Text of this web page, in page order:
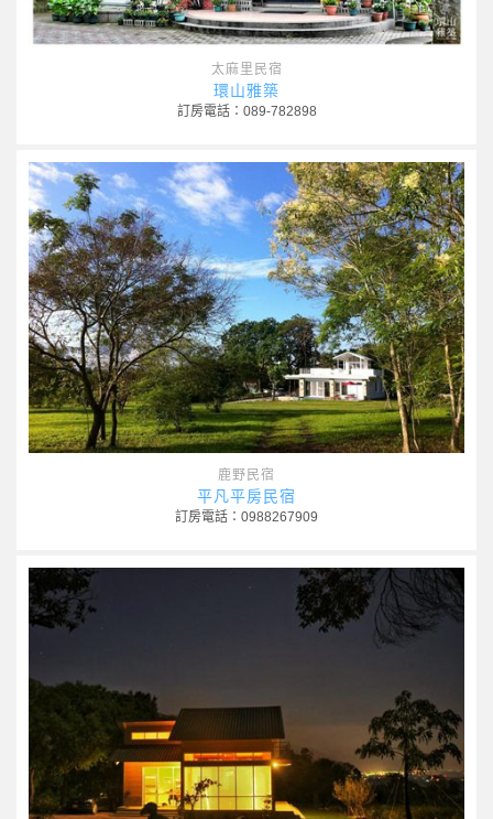
太麻里民宿
環山雅築
訂房電話：089-782898
鹿野民宿
平凡平房民宿
訂房電話：0988267909